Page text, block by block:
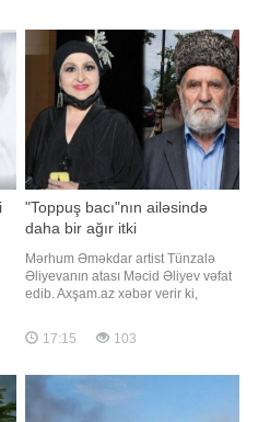
"Toppuş bacı"nın ailəsində
daha bir ağır itki
Mərhum Əməkdar artist Tünzalə
Əliyevanın atası Məcid Əliyev vəfat
edib. Axşam.az xəbər verir ki,
dünyasını dəyişib. Qeyd edək ki,
"Toppuş bacı" ləqəbi ilə tanınan
çəkirdi və 2023-cü ildə vəfat edib.
Bir neçə gün əvvəl isə onu
17:15 103